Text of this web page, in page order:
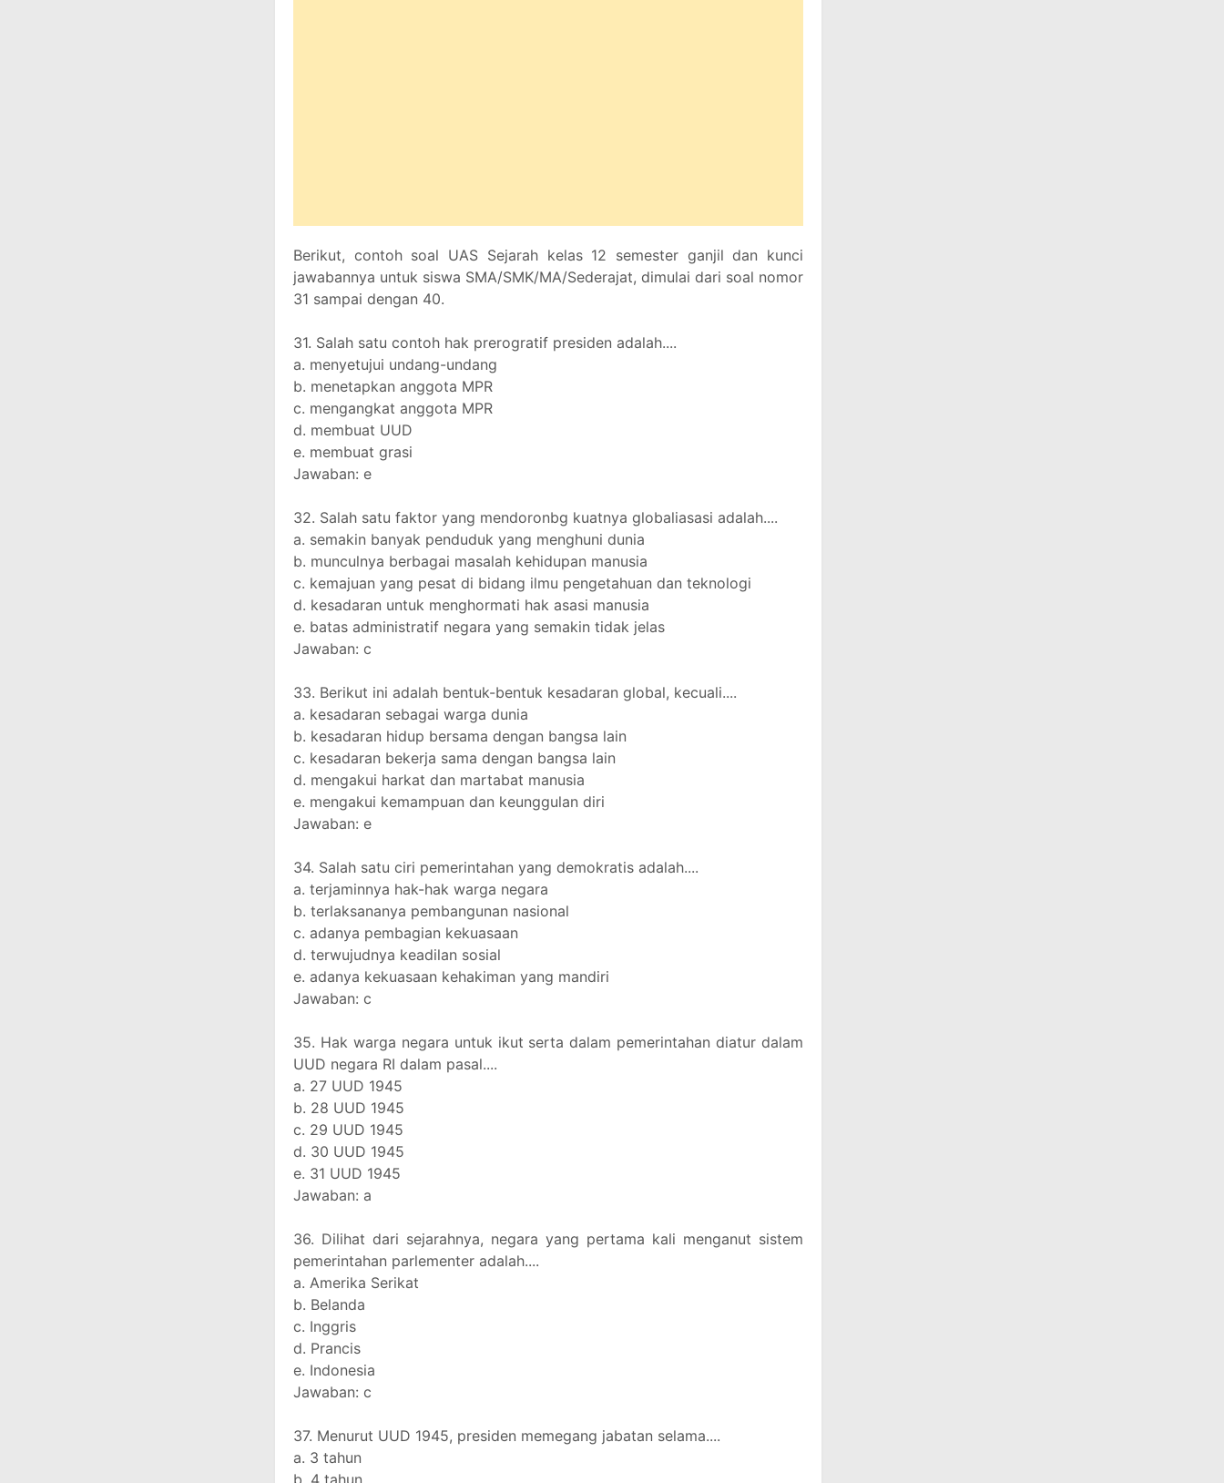
Berikut, contoh soal UAS Sejarah kelas 12 semester ganjil dan kunci
jawabannya untuk siswa SMA/SMK/MA/Sederajat, dimulai dari soal nomor
31 sampai dengan 40.
31. Salah satu contoh hak prerogratif presiden adalah....
a. menyetujui undang-undang
b. menetapkan anggota MPR
c. mengangkat anggota MPR
d. membuat UUD
e. membuat grasi
Jawaban: e
32. Salah satu faktor yang mendoronbg kuatnya globaliasasi adalah....
a. semakin banyak penduduk yang menghuni dunia
b. munculnya berbagai masalah kehidupan manusia
c. kemajuan yang pesat di bidang ilmu pengetahuan dan teknologi
d. kesadaran untuk menghormati hak asasi manusia
e. batas administratif negara yang semakin tidak jelas
Jawaban: c
33. Berikut ini adalah bentuk-bentuk kesadaran global, kecuali....
a. kesadaran sebagai warga dunia
b. kesadaran hidup bersama dengan bangsa lain
c. kesadaran bekerja sama dengan bangsa lain
d. mengakui harkat dan martabat manusia
e. mengakui kemampuan dan keunggulan diri
Jawaban: e
34. Salah satu ciri pemerintahan yang demokratis adalah....
a. terjaminnya hak-hak warga negara
b. terlaksananya pembangunan nasional
c. adanya pembagian kekuasaan
d. terwujudnya keadilan sosial
e. adanya kekuasaan kehakiman yang mandiri
Jawaban: c
35. Hak warga negara untuk ikut serta dalam pemerintahan diatur dalam
UUD negara RI dalam pasal....
a. 27 UUD 1945
b. 28 UUD 1945
c. 29 UUD 1945
d. 30 UUD 1945
e. 31 UUD 1945
Jawaban: a
36. Dilihat dari sejarahnya, negara yang pertama kali menganut sistem
pemerintahan parlementer adalah....
a. Amerika Serikat
b. Belanda
c. Inggris
d. Prancis
e. Indonesia
Jawaban: c
37. Menurut UUD 1945, presiden memegang jabatan selama....
a. 3 tahun
b. 4 tahun